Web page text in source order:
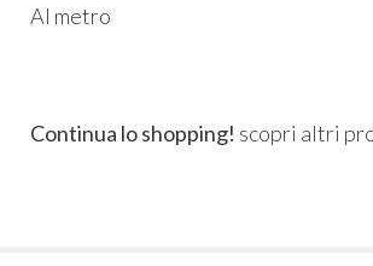
Al metro
Continua lo shopping! scopri altri